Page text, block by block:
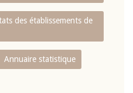
des établissements de
Annuaire statistique